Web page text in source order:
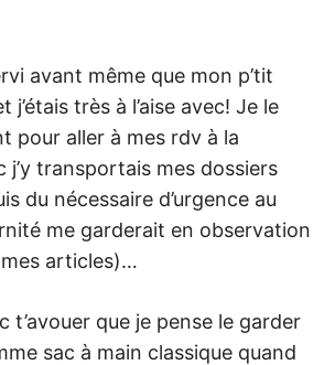
avant même que mon p’tit
j’étais très à l’aise avec! Je le
pour aller à mes rdv à la
j’y transportais mes dossiers
du nécessaire d’urgence au
me garderait en observation
articles)…
t’avouer que je pense le garder
sac à main classique quand